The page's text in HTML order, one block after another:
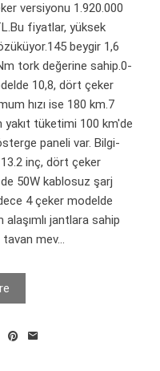
versiyonu 1.920.000
fiyatlar, yüksek
beygir 1,6
tork değerine sahip.0-
10,8, dört çeker
hızı ise 180 km.7
yakıt tüketimi 100 km'de
paneli var. Bilgi-
inç, dört çeker
50W kablosuz şarj
4 çeker modelde
jantlara sahip
mev...